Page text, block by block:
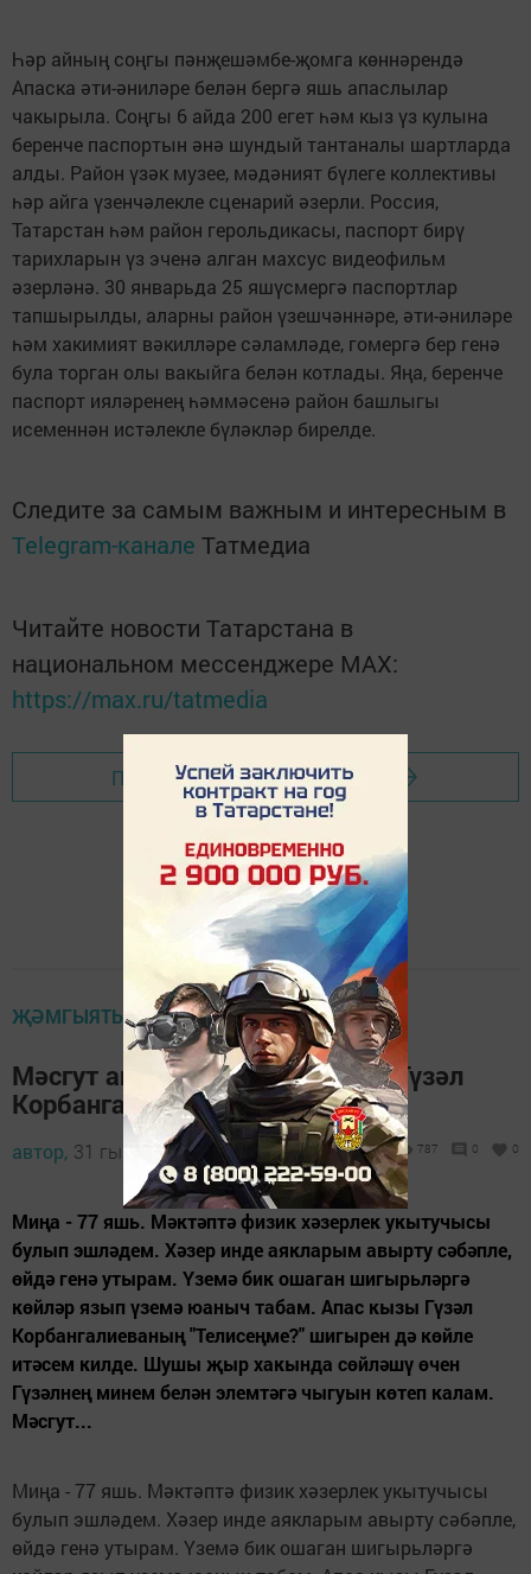
Һәр айның соңгы пәнҗешәмбе-җомга көннәрендә
Апаска әти-әниләре белән бергә яшь апаслылар
чакырыла. Соңгы 6 айда 200 егет һәм кыз үз кулына
беренче паспортын әнә шундый тантаналы шартларда
алды. Район үзәк музее, мәдәният бүлеге коллективы
һәр айга үзенчәлекле сценарий әзерли. Россия,
Татарстан һәм район герольдикасы, паспорт бирү
тарихларын үз эченә алган махсус видеофильм
әзерләнә. 30 январьда 25 яшүсмергә паспортлар
тапшырылды, аларны район үзешчәннәре, әти-әниләре
һәм хакимият вәкилләре сәламләде, гомергә бер генә
була торган олы вакыйга белән котлады. Яңа, беренче
паспорт ияләренең һәммәсенә район башлыгы
исеменнән истәлекле бүләкләр бирелде.
Следите за самым важным и интересным в
Telegram-канале Татмедиа
Читайте новости Татарстана в
национальном мессенджере MАХ:
https://max.ru/tatmedia
Перейти на страницу новости
ҖӘМГЫЯТЬ ҺӘМ БЕЗ
Мәсгут ага Исхаков Апас кызы Гүзәл
Корбангалиеваны эзли
автор, 31 гыйнвар 2014 - 11:51 787 0 0
Миңа - 77 яшь. Мәктәптә физик хәзерлек укытучысы
булып эшләдем. Хәзер инде аякларым авырту сәбәпле,
өйдә генә утырам. Үземә бик ошаган шигырьләргә
көйләр язып үземә юаныч табам. Апас кызы Гүзәл
Корбангалиеваның "Телисеңме?" шигырен дә көйле
итәсем килде. Шушы җыр хакында сөйләшү өчен
Гүзәлнең минем белән элемтәгә чыгуын көтеп калам.
Мәсгут...
Миңа - 77 яшь. Мәктәптә физик хәзерлек укытучысы
булып эшләдем. Хәзер инде аякларым авырту сәбәпле,
өйдә генә утырам. Үземә бик ошаган шигырьләргә